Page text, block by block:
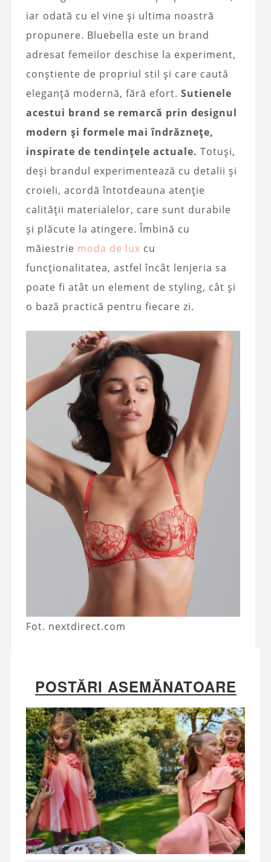
iar odată cu el vine și ultima noastră
propunere. Bluebella este un brand
adresat femeilor deschise la experiment,
conștiente de propriul stil și care caută
eleganță modernă, fără efort. Sutienele
acestui brand se remarcă prin designul
modern și formele mai îndrăznețe,
inspirate de tendințele actuale. Totuși,
deși brandul experimentează cu detalii și
croieli, acordă întotdeauna atenție
calității materialelor, care sunt durabile
și plăcute la atingere. Îmbină cu
măiestrie moda de lux cu
funcționalitatea, astfel încât lenjeria sa
poate fi atât un element de styling, cât și
o bază practică pentru fiecare zi.
Fot. nextdirect.com
POSTĂRI ASEMĂNATOARE